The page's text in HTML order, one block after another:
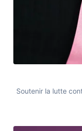
Soutenir la lutte